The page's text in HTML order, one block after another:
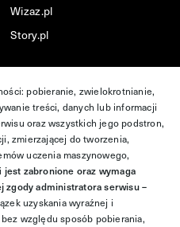
Wizaz.pl
Story.pl
pobieranie, zwielokrotnianie,
treści, danych lub informacji
oraz wszystkich jego podstron,
zmierzającej do tworzenia,
uczenia maszynowego,
jest zabronione oraz wymaga
zgody administratora serwisu –
uzyskania wyraźnej i
względu sposób pobierania,